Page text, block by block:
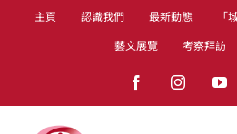
主頁 認識我們 最新動態 「
藝文展覽
考察拜訪
FacebookInstagram